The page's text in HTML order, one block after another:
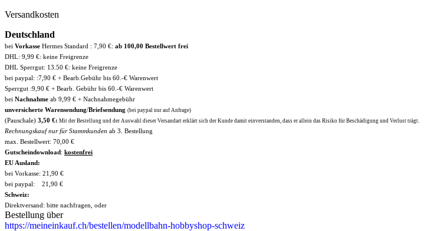
Versandkosten
Deutschland
bei Vorkasse Hermes Standard : 7,90 €: ab 100,00 Bestellwert frei
DHL: 9,99 €: keine Freigrenze
DHL Sperrgut: 13.50 €: keine Freigrenze
bei paypal: :7,90 € + Bearb.Gebühr bis 60.-€ Warenwert
Sperrgut :9,90 € + Bearb. Gebühr bis 60.-€ Warenwert
bei Nachnahme ab 9,99 € + Nachnahmegebühr
unversicherte Warensendung/Briefsendung (bei paypal nur auf Anfrage)
(Pauschale) 3,50 €: Mit der Bestellung und der Auswahl dieser Versandart erklärt sich der Kunde damit einverstanden, dass er allein das Risiko für Beschädigung und Verlust trägt.
Rechnungskauf nur für Stammkunden ab 3. Bestellung
max. Bestellwert: 70,00 €
Gutscheindownload: kostenfrei
EU Ausland:
bei Vorkasse: 21,90 €
bei paypal: 21,90 €
Schweiz:
Direktversand: bitte nachfragen, oder
Bestellung über
https://meineinkauf.ch/bestellen/modellbahn-hobbyshop-schweiz